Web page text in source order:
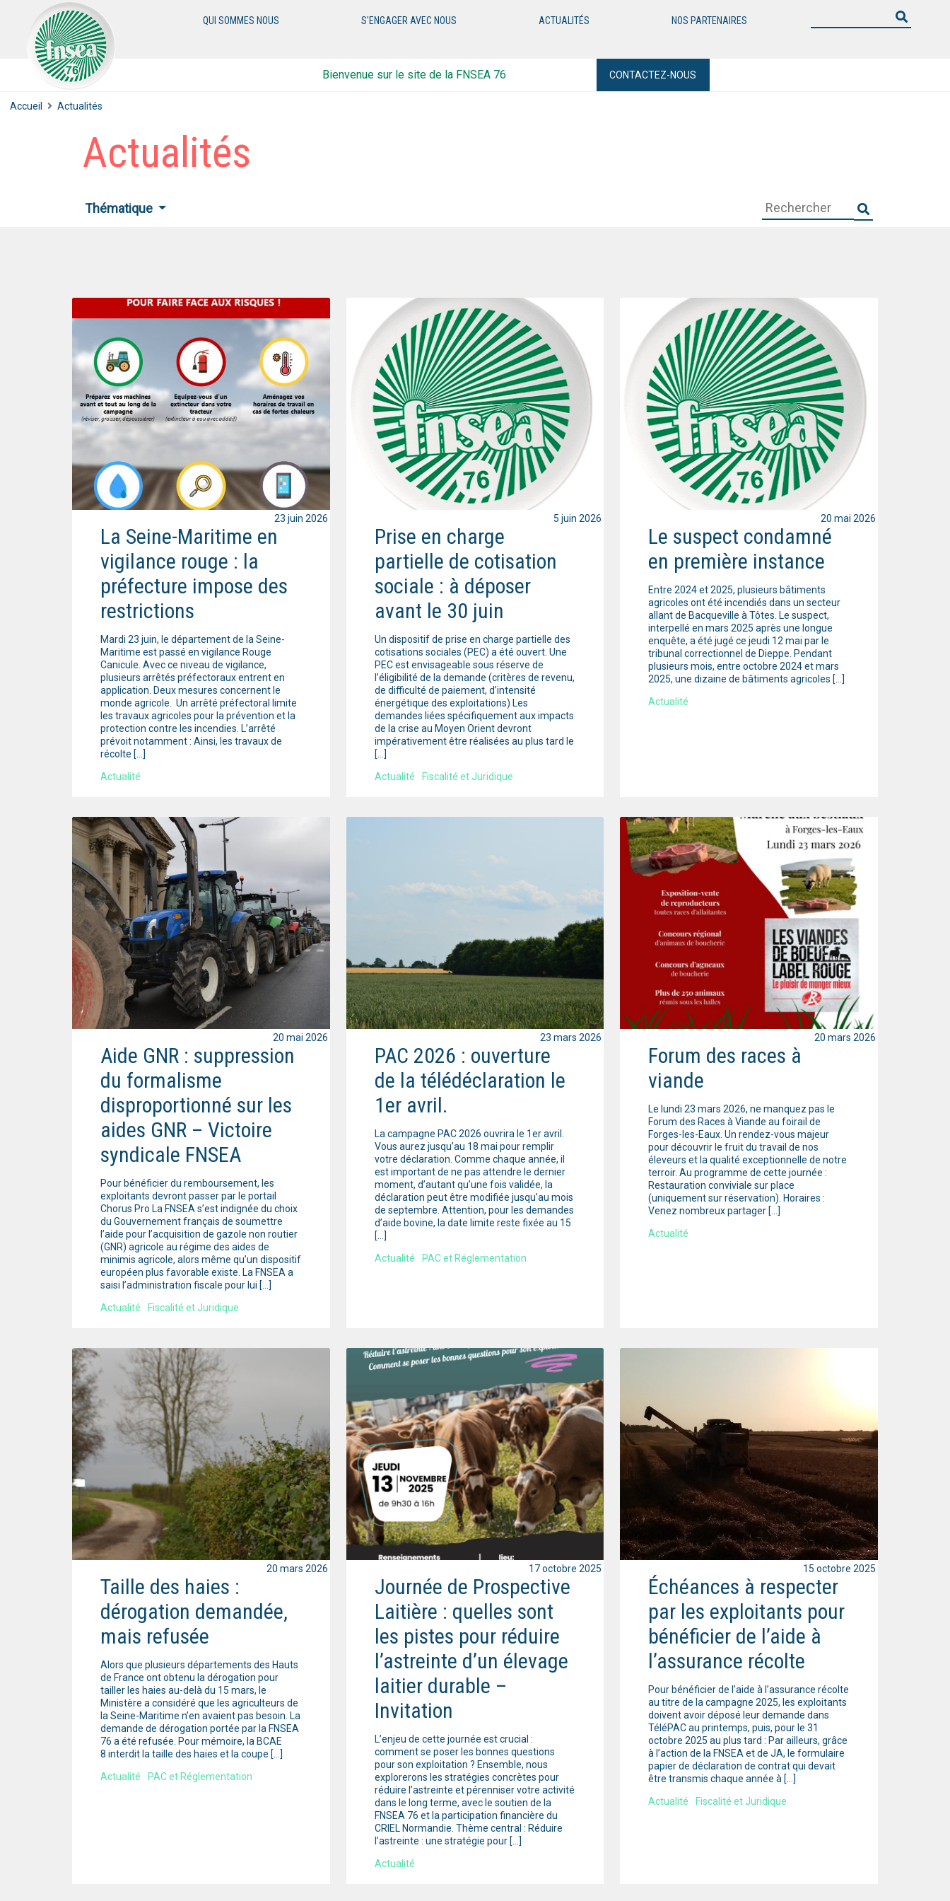
QUI SOMMES NOUS S'ENGAGER AVEC NOUS ACTUALITÉS NOS PARTENAIRES
Bienvenue sur le site de la FNSEA 76 CONTACTEZ-NOUS
Accueil Actualités
Actualités
Thématique
La Seine-Maritime en
vigilance rouge : la
préfecture impose des
restrictions
Mardi 23 juin, le département de la Seine-
Maritime est passé en vigilance Rouge
Canicule. Avec ce niveau de vigilance,
plusieurs arrêtés préfectoraux entrent en
application. Deux mesures concernent le
monde agricole. Un arrêté préfectoral limite
les travaux agricoles pour la prévention et la
protection contre les incendies. L’arrêté
prévoit notamment : Ainsi, les travaux de
récolte […]
Actualité
23 juin 2026
Prise en charge
partielle de cotisation
sociale : à déposer
avant le 30 juin
Un dispositif de prise en charge partielle des
cotisations sociales (PEC) a été ouvert. Une
PEC est envisageable sous réserve de
l’éligibilité de la demande (critères de revenu,
de difficulté de paiement, d’intensité
énergétique des exploitations) Les
demandes liées spécifiquement aux impacts
de la crise au Moyen Orient devront
impérativement être réalisées au plus tard le
[…]
Actualité
Fiscalité et Juridique
5 juin 2026
Le suspect condamné
en première instance
Entre 2024 et 2025, plusieurs bâtiments
agricoles ont été incendiés dans un secteur
allant de Bacqueville à Tôtes. Le suspect,
interpellé en mars 2025 après une longue
enquête, a été jugé ce jeudi 12 mai par le
tribunal correctionnel de Dieppe. Pendant
plusieurs mois, entre octobre 2024 et mars
2025, une dizaine de bâtiments agricoles […]
Actualité
20 mai 2026
Aide GNR : suppression
du formalisme
disproportionné sur les
aides GNR – Victoire
syndicale FNSEA
Pour bénéficier du remboursement, les
exploitants devront passer par le portail
Chorus Pro La FNSEA s’est indignée du choix
du Gouvernement français de soumettre
l’aide pour l’acquisition de gazole non routier
(GNR) agricole au régime des aides de
minimis agricole, alors même qu’un dispositif
européen plus favorable existe. La FNSEA a
saisi l’administration fiscale pour lui […]
Actualité
Fiscalité et Juridique
20 mai 2026
PAC 2026 : ouverture
de la télédéclaration le
1er avril.
La campagne PAC 2026 ouvrira le 1er avril.
Vous aurez jusqu’au 18 mai pour remplir
votre déclaration. Comme chaque année, il
est important de ne pas attendre le dernier
moment, d’autant qu’une fois validée, la
déclaration peut être modifiée jusqu’au mois
de septembre. Attention, pour les demandes
d’aide bovine, la date limite reste fixée au 15
[…]
Actualité
PAC et Réglementation
23 mars 2026
Forum des races à
viande
Le lundi 23 mars 2026, ne manquez pas le
Forum des Races à Viande au foirail de
Forges-les-Eaux. Un rendez-vous majeur
pour découvrir le fruit du travail de nos
éleveurs et la qualité exceptionnelle de notre
terroir. Au programme de cette journée :
Restauration conviviale sur place
(uniquement sur réservation). Horaires :
Venez nombreux partager […]
Actualité
20 mars 2026
Taille des haies :
dérogation demandée,
mais refusée
Alors que plusieurs départements des Hauts
de France ont obtenu la dérogation pour
tailler les haies au-delà du 15 mars, le
Ministère a considéré que les agriculteurs de
la Seine-Maritime n’en avaient pas besoin. La
demande de dérogation portée par la FNSEA
76 a été refusée. Pour mémoire, la BCAE
8 interdit la taille des haies et la coupe […]
Actualité
PAC et Réglementation
20 mars 2026
Journée de Prospective
Laitière : quelles sont
les pistes pour réduire
l’astreinte d’un élevage
laitier durable –
Invitation
L’enjeu de cette journée est crucial :
comment se poser les bonnes questions
pour son exploitation ? Ensemble, nous
explorerons les stratégies concrètes pour
réduire l’astreinte et pérenniser votre activité
dans le long terme, avec le soutien de la
FNSEA 76 et la participation financière du
CRIEL Normandie. Thème central : Réduire
l’astreinte : une stratégie pour […]
Actualité
17 octobre 2025
Échéances à respecter
par les exploitants pour
bénéficier de l’aide à
l’assurance récolte
Pour bénéficier de l’aide à l’assurance récolte
au titre de la campagne 2025, les exploitants
doivent avoir déposé leur demande dans
TéléPAC au printemps, puis, pour le 31
octobre 2025 au plus tard : Par ailleurs, grâce
à l’action de la FNSEA et de JA, le formulaire
papier de déclaration de contrat qui devait
être transmis chaque année à […]
Actualité
Fiscalité et Juridique
15 octobre 2025